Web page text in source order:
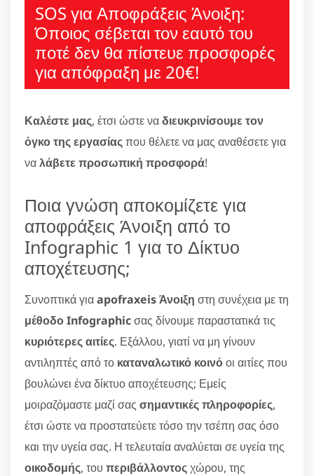
SOS για Αποφράξεις Άνοιξη:
Όποιος σέβεται τον εαυτό του
ποτέ δεν θα πίστευε προσφορές
για απόφραξη με 20€!
Καλέστε μας, έτσι ώστε ναδιευκρινίσουμε τον
όγκο της εργασίαςπου θέλετε να μας αναθέσετε για
ναλάβετε προσωπική προσφορά!
Ποια γνώση αποκομίζετε για
αποφράξεις Άνοιξη από το
Infographic 1 για το Δίκτυο
αποχέτευσης;
Συνοπτικά γιαapofraxeis Άνοιξη στη συνέχεια με τη
μέθοδο Infographicσας δίνουμε παραστατικά τις
κυριότερες αιτίες. Εξάλλου, γιατί να μη γίνουν
αντιληπτές από το καταναλωτικό κοινόοι αιτίες που
βουλώνει ένα δίκτυο αποχέτευσης; Εμείς
μοιραζόμαστε μαζί σας σημαντικές πληροφορίες,
έτσι ώστε να προστατεύετε τόσο την τσέπη σας όσο
και την υγεία σας. Η τελευταία αναλύεται σε υγεία της
οικοδομής, του περιβάλλοντοςχώρου, της